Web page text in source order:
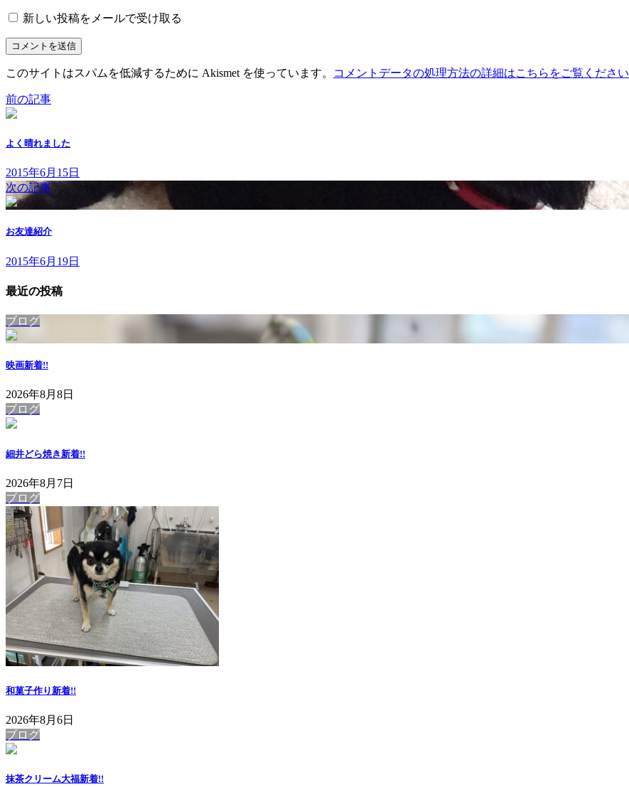
新しい投稿をメールで受け取る
このサイトはスパムを低減するために Akismet を使っています。 コメントデータの処理方法の詳細はこちらをご覧ください
前の記事
よく晴れました
2015年6月15日
次の記事
お友達紹介
2015年6月19日
最近の投稿
ブログ
映画新着!!
2026年8月8日
ブログ
細井どら焼き新着!!
2026年8月7日
ブログ
和菓子作り新着!!
2026年8月6日
ブログ
抹茶クリーム大福新着!!